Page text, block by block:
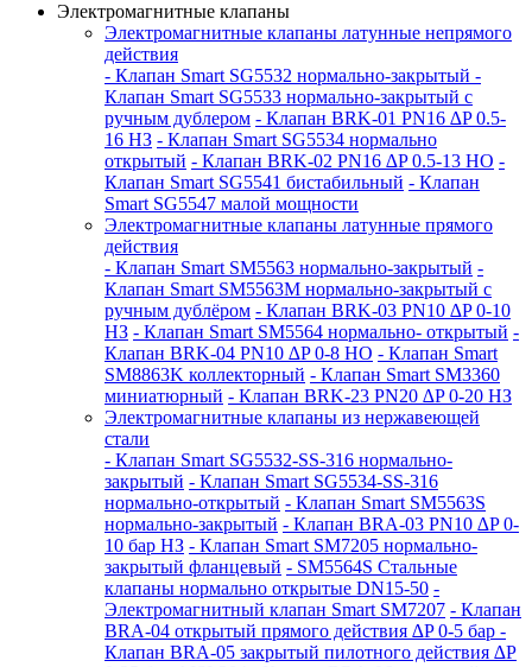
Электромагнитные клапаны
Электромагнитные клапаны латунные непрямого
действия
- Клапан Smart SG5532 нормально-закрытый -
Клапан Smart SG5533 нормально-закрытый с
ручным дублером - Клапан BRK-01 PN16 ∆P 0.5-
16 НЗ - Клапан Smart SG5534 нормально
открытый - Клапан BRK-02 PN16 ∆P 0.5-13 НО -
Клапан Smart SG5541 бистабильный - Клапан
Smart SG5547 малой мощности
Электромагнитные клапаны латунные прямого
действия
- Клапан Smart SM5563 нормально-закрытый -
Клапан Smart SM5563M нормально-закрытый с
ручным дублёром - Клапан BRK-03 PN10 ∆P 0-10
НЗ - Клапан Smart SM5564 нормально- открытый -
Клапан BRK-04 PN10 ∆P 0-8 НО - Клапан Smart
SM8863K коллекторный - Клапан Smart SM3360
миниатюрный - Клапан BRK-23 PN20 ∆P 0-20 НЗ
Электромагнитные клапаны из нержавеющей
стали
- Клапан Smart SG5532-SS-316 нормально-
закрытый - Клапан Smart SG5534-SS-316
нормально-открытый - Клапан Smart SM5563S
нормально-закрытый - Клапан BRA-03 PN10 ∆P 0-
10 бар НЗ - Клапан Smart SM7205 нормально-
закрытый фланцевый - SM5564S Стальные
клапаны нормально открытые DN15-50 -
Электромагнитный клапан Smart SM7207 - Клапан
BRA-04 открытый прямого действия ∆P 0-5 бар -
Клапан BRA-05 закрытый пилотного действия ∆P